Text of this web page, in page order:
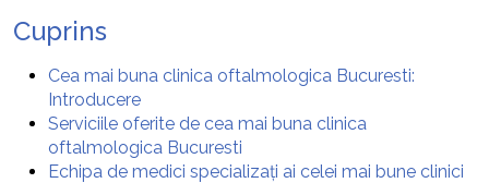
Cuprins
Cea mai buna clinica oftalmologica Bucuresti:
Introducere
Serviciile oferite de cea mai buna clinica
oftalmologica Bucuresti
Echipa de medici specializați ai celei mai bune clinici